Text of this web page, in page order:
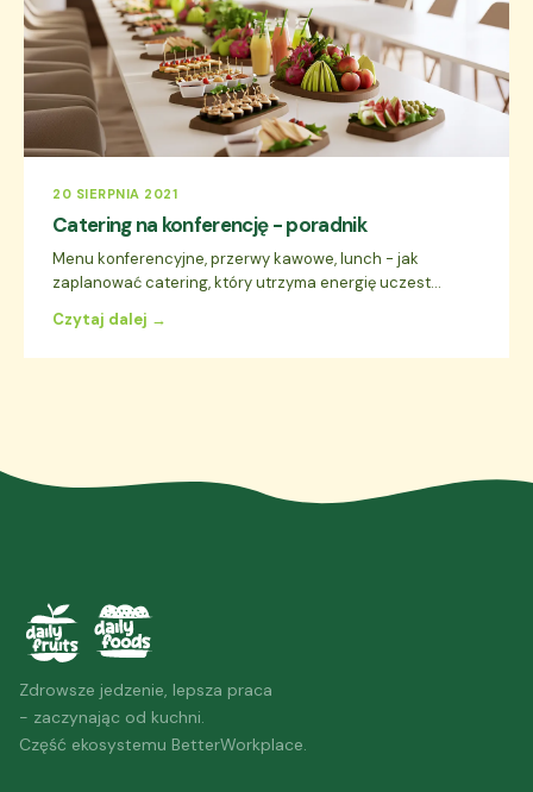
20 SIERPNIA 2021
Catering na konferencję - poradnik
Menu konferencyjne, przerwy kawowe, lunch - jak
zaplanować catering, który utrzyma energię uczest...
Czytaj dalej →
Zdrowsze jedzenie, lepsza praca
- zaczynając od kuchni.
Część ekosystemu BetterWorkplace.